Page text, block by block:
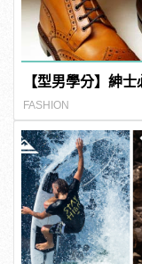
【型男學分】紳
FASHION